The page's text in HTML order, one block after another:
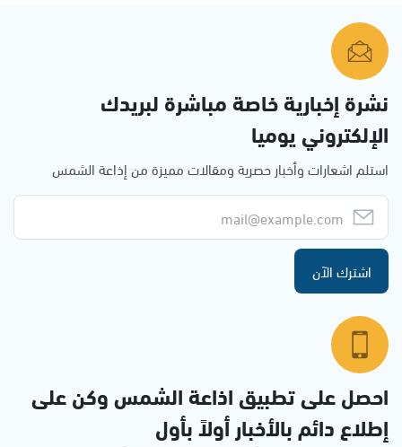
نشرة إخبارية خاصة مباشرة لبريدك
الإلكتروني يوميا
استلم اشعارات وأخبار حصرية ومقالات مميزة من إذاعة الشمس
اشترك الآن
احصل على تطبيق اذاعة الشمس وكن على
إطلاع دائم بالأخبار أولاً بأول